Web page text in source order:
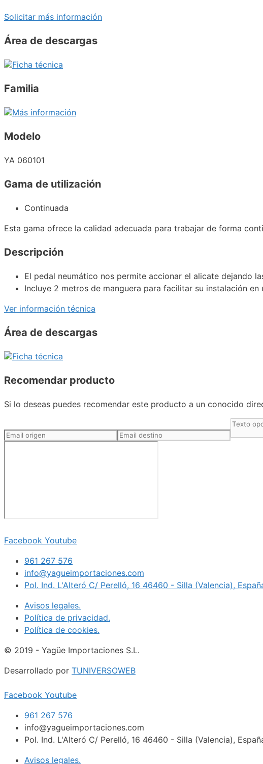
Solicitar más información
Área de descargas
Ficha técnica
Familia
Más información
Modelo
YA 060101
Gama de utilización
Continuada
Esta gama ofrece la calidad adecuada para trabajar de forma
Descripción
El pedal neumático nos permite accionar el alicate dejando
Incluye 2 metros de manguera para facilitar su instalación en
Ver información técnica
Área de descargas
Ficha técnica
Recomendar producto
Si lo deseas puedes recomendar este producto a un conocido
Facebook Youtube
961 267 576
info@yagueimportaciones.com
Pol. Ind. L'Alteró C/ Perelló, 16 46460 - Silla (Valencia),
Avisos legales.
Política de privacidad.
Política de cookies.
© 2019 - Yagüe Importaciones S.L.
Desarrollado por TUNIVERSOWEB
Facebook Youtube
961 267 576
info@yagueimportaciones.com
Pol. Ind. L'Alteró C/ Perelló, 16 46460 - Silla (Valencia),
Avisos legales.